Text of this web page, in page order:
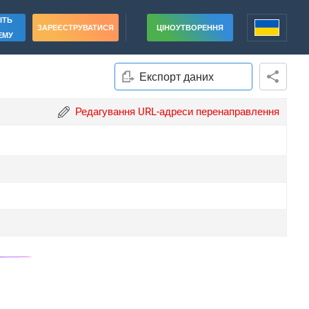
ЗАРЕЄСТРУВАТИСЯ ЦІНОУТВОРЕННЯ
Експорт даних
Редагування URL-адреси перенаправлення